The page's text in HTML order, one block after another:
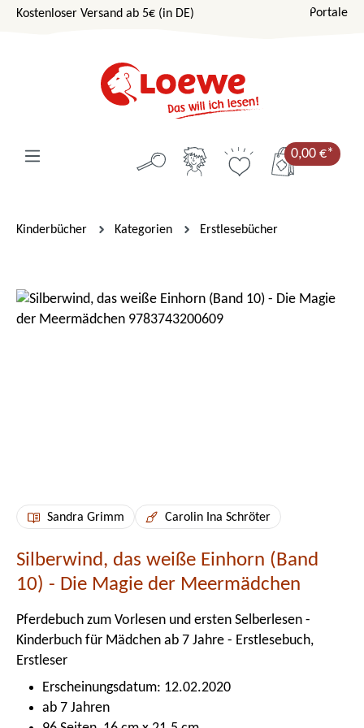
Zum Hauptinhalt springen
Kostenloser Versand ab 5€ (in DE) Portale
0,00 €*
Kinderbücher Kategorien Erstlesebücher
Bildergalerie überspringen
Sandra Grimm Carolin Ina Schröter
Silberwind, das weiße Einhorn (Band
10) - Die Magie der Meermädchen
Pferdebuch zum Vorlesen und ersten Selberlesen -
Kinderbuch für Mädchen ab 7 Jahre - Erstlesebuch,
Erstleser
Erscheinungsdatum: 12.02.2020
ab 7 Jahren